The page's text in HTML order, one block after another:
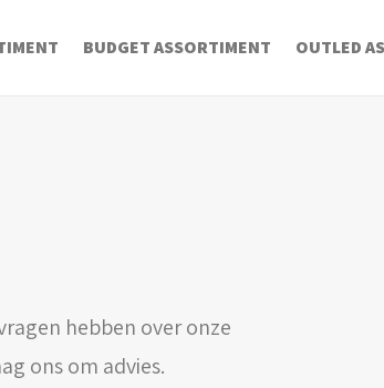
BUDGET ASSORTIMENT OUTLED
hebben over onze
ons om advies.